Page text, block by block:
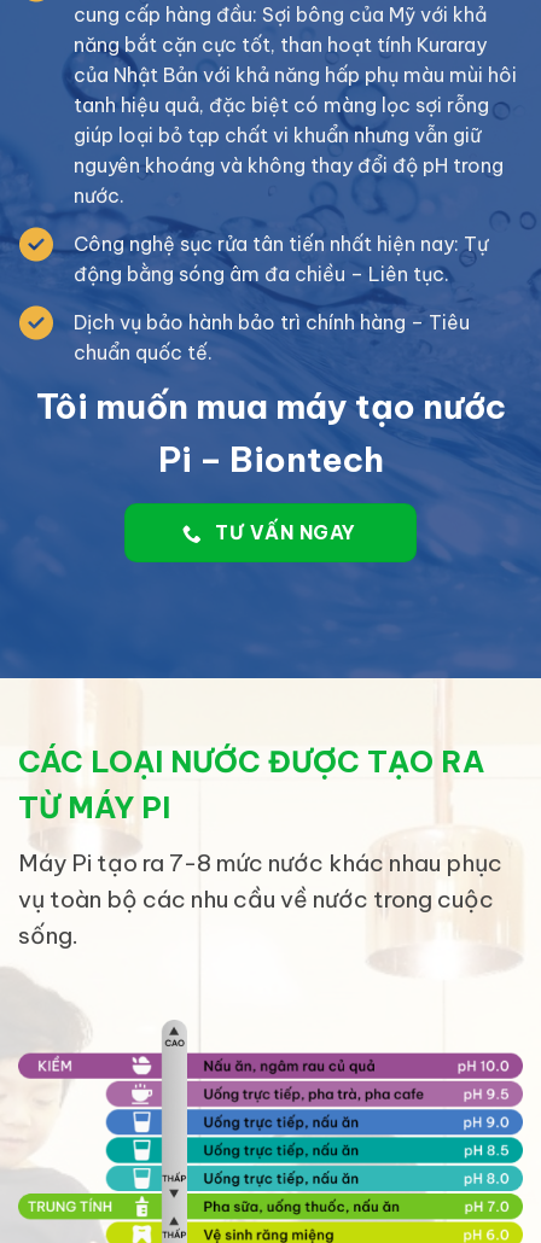
cung cấp hàng đầu: Sợi bông của Mỹ với khả
năng bắt cặn cực tốt, than hoạt tính Kuraray
của Nhật Bản với khả năng hấp phụ màu mùi hôi
tanh hiệu quả, đặc biệt có màng lọc sợi rỗng
giúp loại bỏ tạp chất vi khuẩn nhưng vẫn giữ
nguyên khoáng và không thay đổi độ pH trong
nước.
Công nghệ sục rửa tân tiến nhất hiện nay: Tự
động bằng sóng âm đa chiều – Liên tục.
Dịch vụ bảo hành bảo trì chính hàng – Tiêu
chuẩn quốc tế.
Tôi muốn mua máy tạo nước
Pi – Biontech
TƯ VẤN NGAY
CÁC LOẠI NƯỚC ĐƯỢC TẠO RA
TỪ MÁY PI
Máy Pi tạo ra 7-8 mức nước khác nhau phục
vụ toàn bộ các nhu cầu về nước trong cuộc
sống.